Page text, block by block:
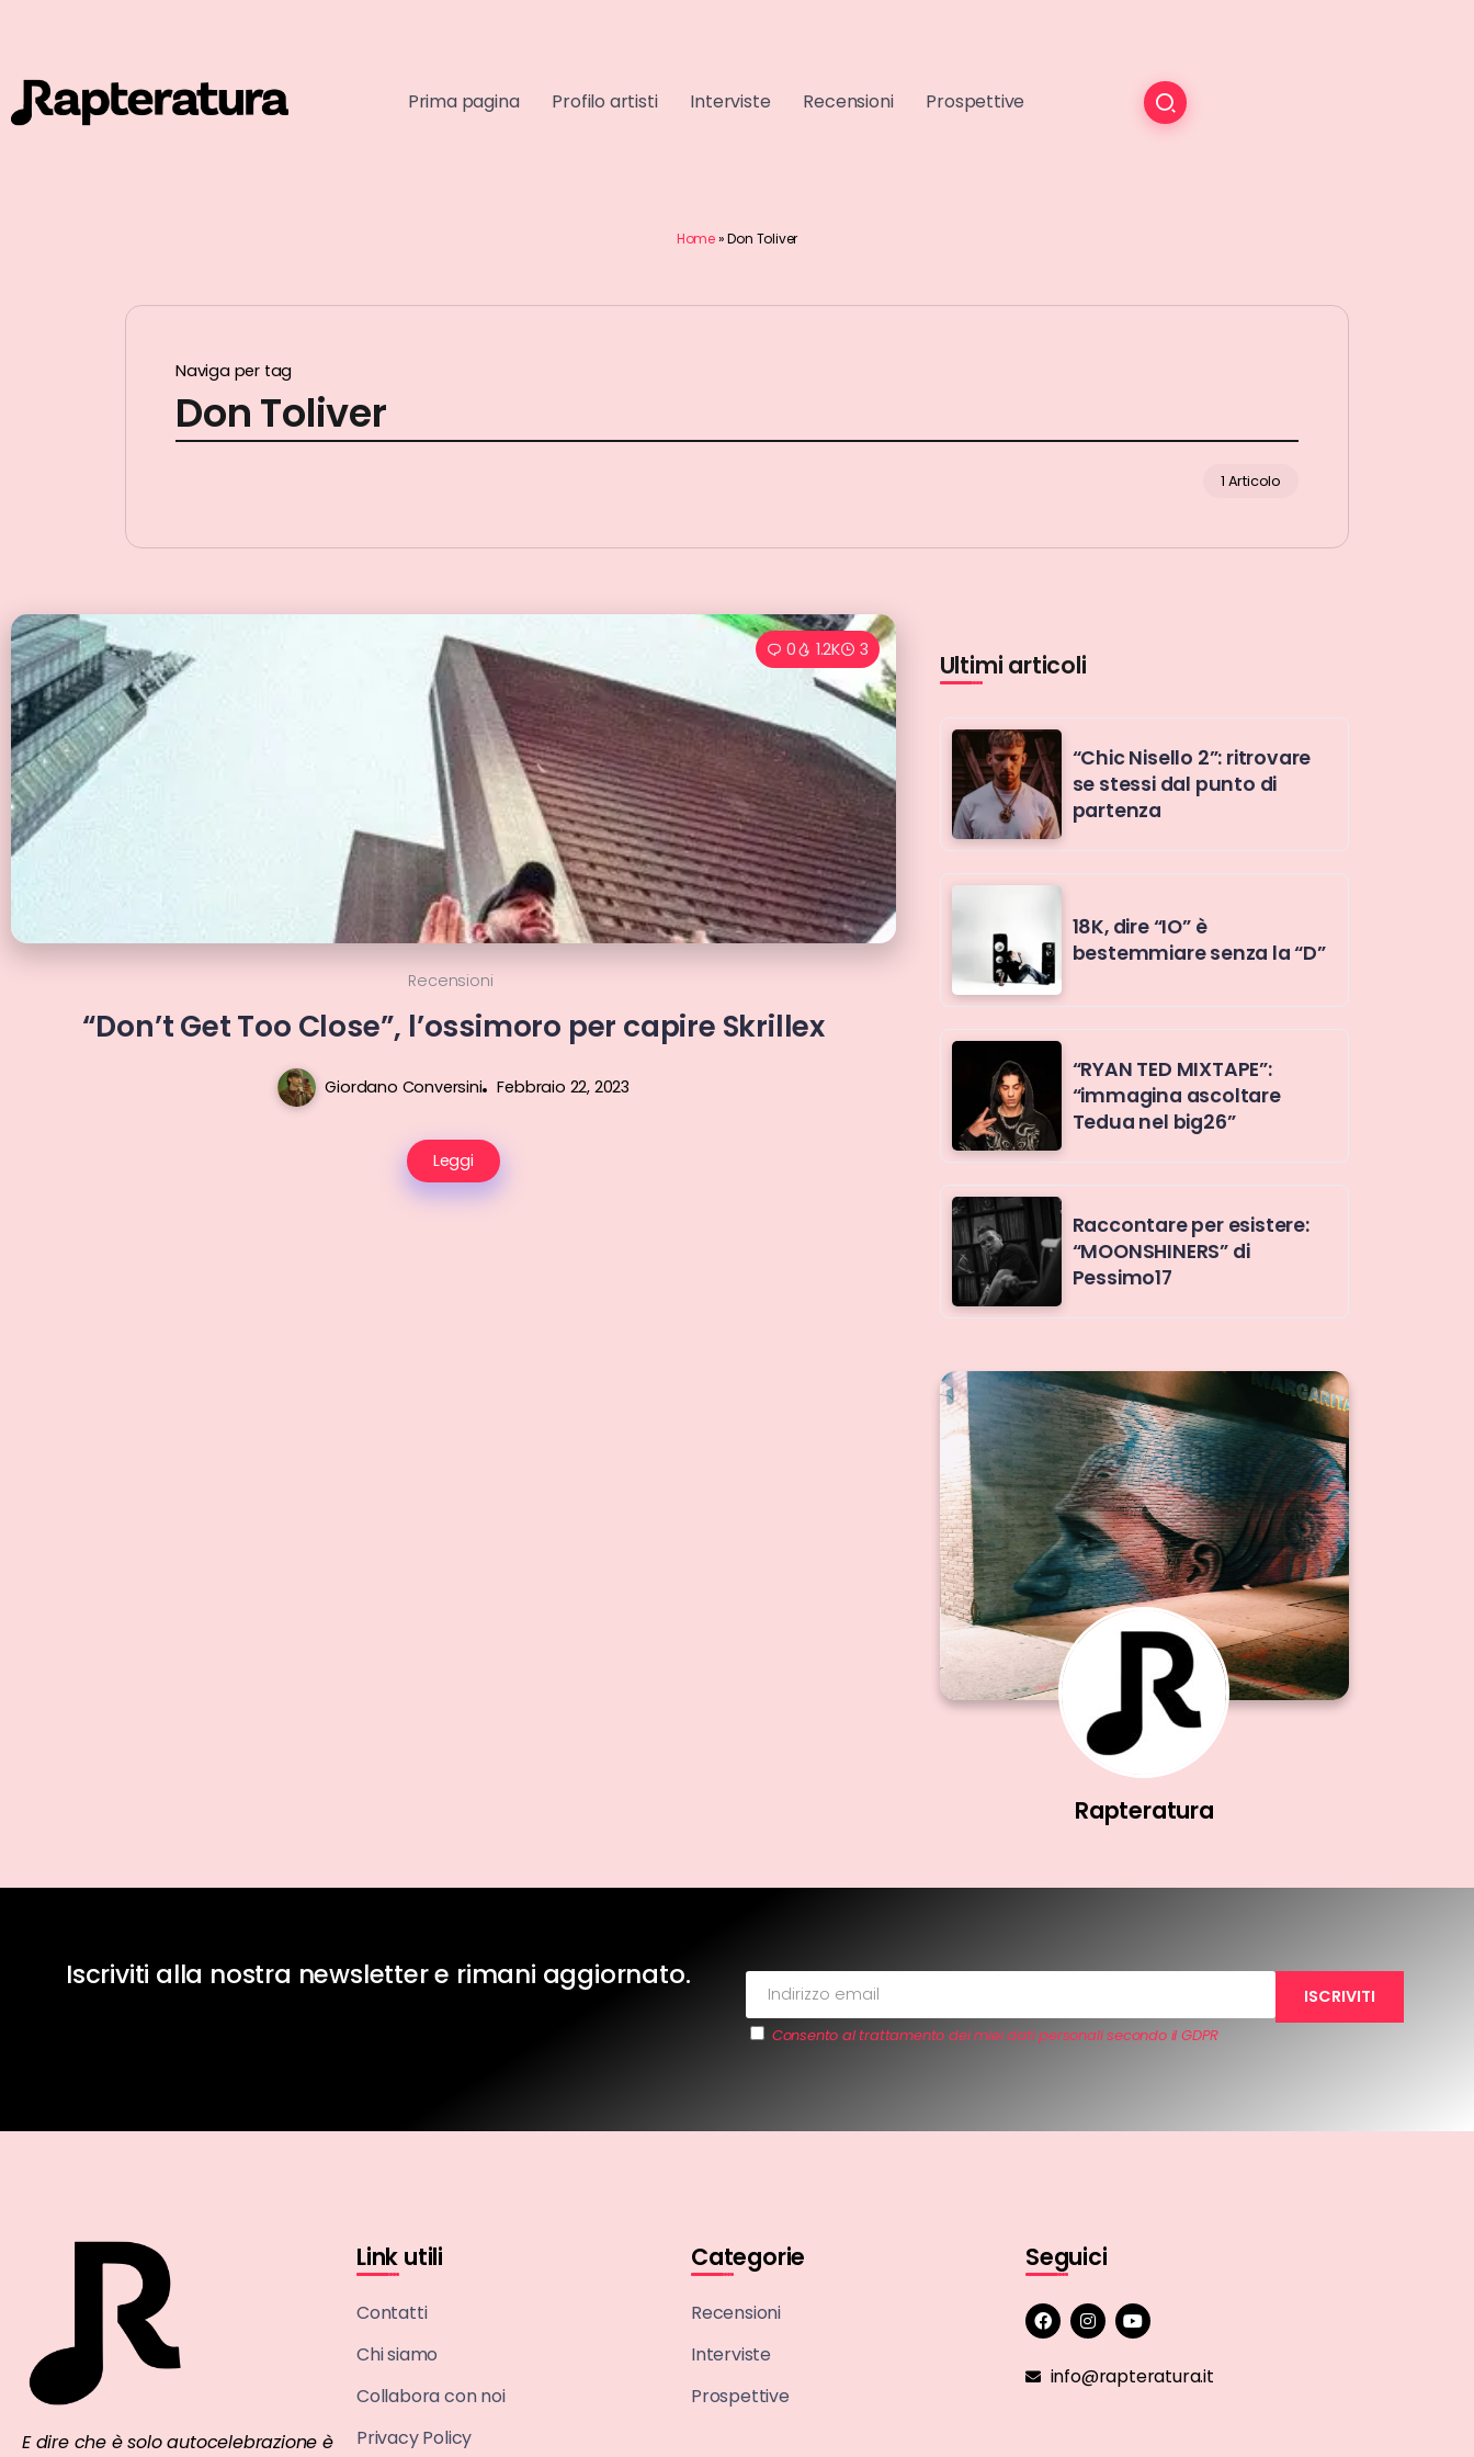
Prima pagina Profilo artisti Interviste Recensioni Prospettive
Home»Don Toliver
Naviga per tag
Don Toliver
1 Articolo
0 1.2K 3
Recensioni
“Don’t Get Too Close”, l’ossimoro per capire Skrillex
Giordano Conversini Febbraio 22, 2023
Leggi
Ultimi articoli
“Chic Nisello 2”: ritrovare
se stessi dal punto di
partenza
18K, dire “IO” è
bestemmiare senza la “D”
“RYAN TED MIXTAPE”:
“immagina ascoltare
Tedua nel big26”
Raccontare per esistere:
“MOONSHINERS” di
Pessimo17
Rapteratura
Iscriviti alla nostra newsletter e rimani aggiornato.
Consento al trattamento dei miei dati personali secondo il GDPR
E dire che è solo autocelebrazione è
Link utili
Contatti
Chi siamo
Collabora con noi
Privacy Policy
Categorie
Recensioni
Interviste
Prospettive
Seguici
info@rapteratura.it